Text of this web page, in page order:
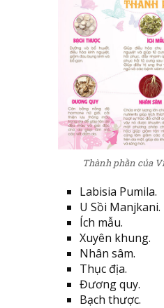
Thành phần của
Labisia Pumila.
U Sồi Manjkani.
Ích mẫu.
Xuyên khung.
Nhân sâm.
Thục địa.
Đương quy.
Bạch thược.